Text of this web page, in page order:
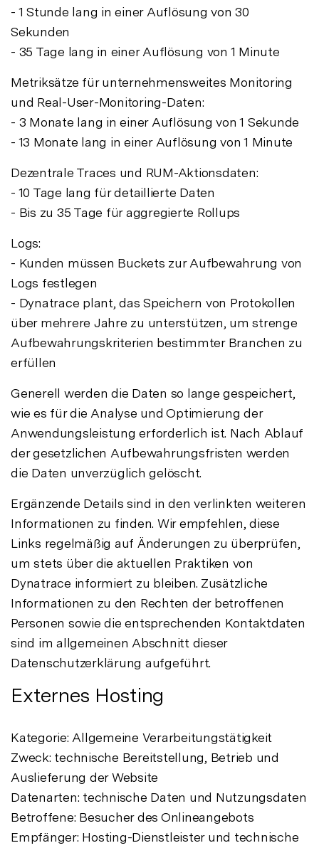
- 1 Stunde lang in einer Auflösung von 30
Sekunden
- 35 Tage lang in einer Auflösung von 1 Minute
Metriksätze für unternehmensweites Monitoring
und Real-User-Monitoring-Daten:
- 3 Monate lang in einer Auflösung von 1 Sekunde
- 13 Monate lang in einer Auflösung von 1 Minute
Dezentrale Traces und RUM-Aktionsdaten:
- 10 Tage lang für detaillierte Daten
- Bis zu 35 Tage für aggregierte Rollups
Logs:
- Kunden müssen Buckets zur Aufbewahrung von
Logs festlegen
- Dynatrace plant, das Speichern von Protokollen
über mehrere Jahre zu unterstützen, um strenge
Aufbewahrungskriterien bestimmter Branchen zu
erfüllen
Generell werden die Daten so lange gespeichert,
wie es für die Analyse und Optimierung der
Anwendungsleistung erforderlich ist. Nach Ablauf
der gesetzlichen Aufbewahrungsfristen werden
die Daten unverzüglich gelöscht.
Ergänzende Details sind in den verlinkten weiteren
Informationen zu finden. Wir empfehlen, diese
Links regelmäßig auf Änderungen zu überprüfen,
um stets über die aktuellen Praktiken von
Dynatrace informiert zu bleiben. Zusätzliche
Informationen zu den Rechten der betroffenen
Personen sowie die entsprechenden Kontaktdaten
sind im allgemeinen Abschnitt dieser
Datenschutzerklärung aufgeführt.
Externes Hosting
Kategorie: Allgemeine Verarbeitungstätigkeit
Zweck: technische Bereitstellung, Betrieb und
Auslieferung der Website
Datenarten: technische Daten und Nutzungsdaten
Betroffene: Besucher des Onlineangebots
Empfänger: Hosting-Dienstleister und technische